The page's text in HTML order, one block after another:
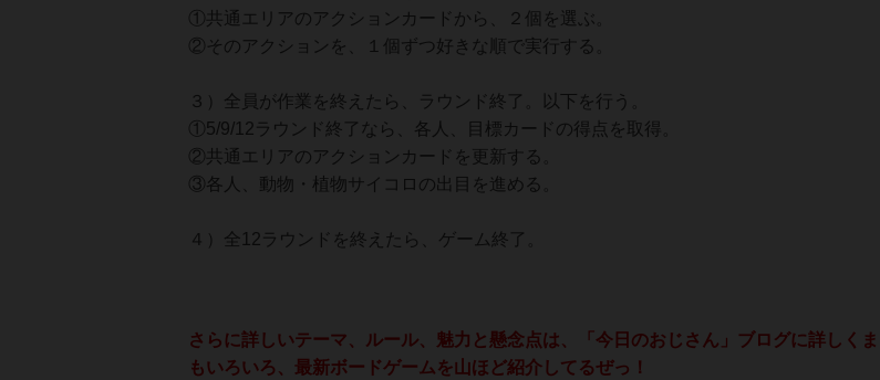
①共通エリアのアクションカードから、２個を選ぶ。
②そのアクションを、１個ずつ好きな順で実行する。
３）全員が作業を終えたら、ラウンド終了。以下を行う。
①5/9/12ラウンド終了なら、各人、目標カードの得点を取得。
②共通エリアのアクションカードを更新する。
③各人、動物・植物サイコロの出目を進める。
４）全12ラウンドを終えたら、ゲーム終了。
さらに詳しいテーマ、ルール、魅力と懸念点は、「今日のおじさん」ブログに詳しく
もいろいろ、最新ボードゲームを山ほど紹介してるぜっ！